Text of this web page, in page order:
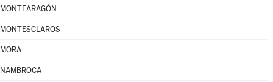
MONTEARAGÓN
MONTESCLAROS
MORA
NAMBROCA